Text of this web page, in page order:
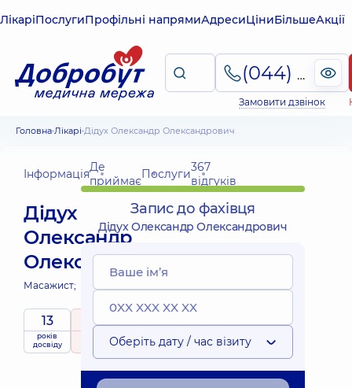
ЛікаріПослугиПрофільні напрямиАдресиЦіниБільшеАкції
(044) 495-2-888
Замовити дзвінок
Головна Лікарі Дідух Олександр Олександрович
ІнформаціяДе
приймаєПослуги367
відгуків
Дідух
Олександр
Олександрович
Масажист;
13
років
досвіду
5 / 5
рейтингна підставі
367 відгуків
Запис до фахівця
Дідух Олександр Олександрович
Оберіть дату / час візиту